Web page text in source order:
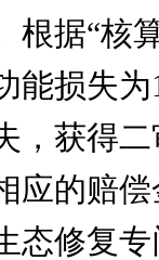
根据“核
能损失
，获得
应的赔
态修复